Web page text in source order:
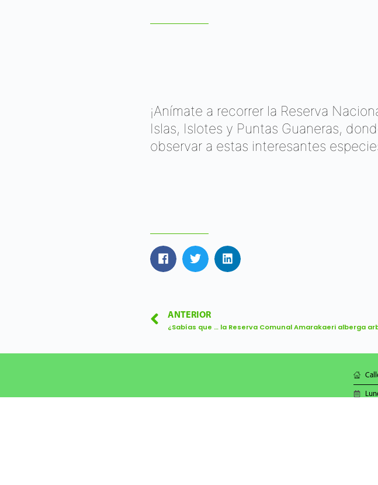
¡Anímate a recorrer la Reserva
Islas, Islotes y Puntas Guaneras,
observar a estas interesantes
ANTERIOR